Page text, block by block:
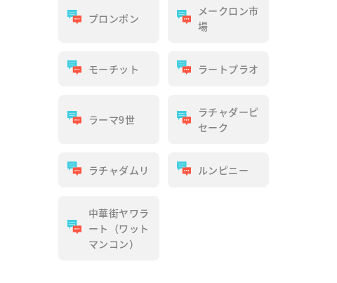
プロンポン
メークロン市
場
モーチット ラートプラオ
ラーマ9世
ラチャダーピ
セーク
ラチャダムリ ルンピニー
中華街ヤワラ
ート（ワット
マンコン）